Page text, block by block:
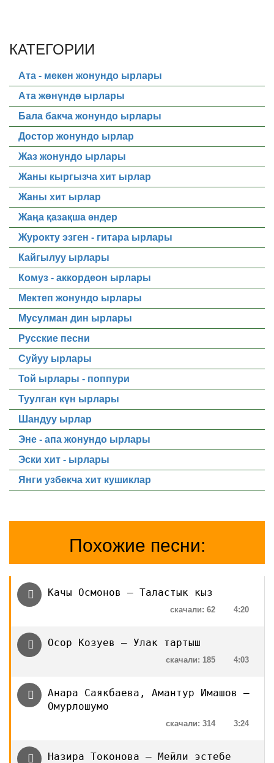
КАТЕГОРИИ
Ата - мекен жонундо ырлары
Ата жөнүндө ырлары
Бала бакча жонундо ырлары
Достор жонундо ырлар
Жаз жонундо ырлары
Жаны кыргызча хит ырлар
Жаны хит ырлар
Жаңа қазақша әндер
Журокту эзген - гитара ырлары
Кайгылуу ырлары
Комуз - аккордеон ырлары
Мектеп жонундо ырлары
Мусулман дин ырлары
Русские песни
Суйуу ырлары
Той ырлары - поппури
Туулган күн ырлары
Шандуу ырлар
Эне - апа жонундо ырлары
Эски хит - ырлары
Янги узбекча хит кушиклар
Похожие песни:
Качы Осмонов — Таластык кыз
4:20
скачали: 62
Осор Козуев — Улак тартыш
4:03
скачали: 185
Анара Саякбаева, Амантур Имашов —
Омурлошумо
3:24
скачали: 314
Назира Токонова — Мейли эстебе